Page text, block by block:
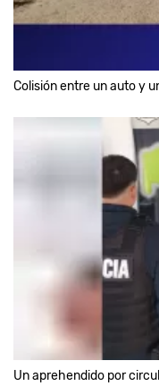
Colisión entre un auto y
Un aprehendido por